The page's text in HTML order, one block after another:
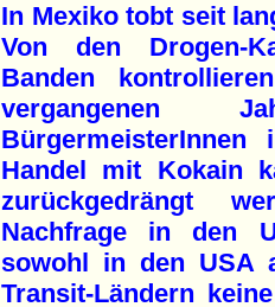
In Mexiko tobt seit
Von den Drogen-
Banden
vergangenen
Handel mit Kokain
zurückgedrängt
Nachfrage in den
sowohl in den USA
Transit-Ländern